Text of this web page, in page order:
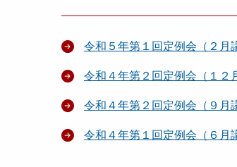
令和５年第１回定例会（２月
令和４年第２回定例会（１２
令和４年第２回定例会（９月
令和４年第１回定例会（６月